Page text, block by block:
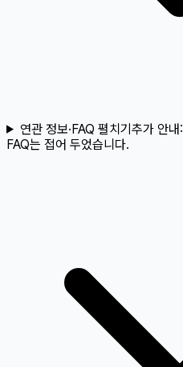
연관 정보·FAQ 펼치기추가 안내:
FAQ는 접어 두었습니다.